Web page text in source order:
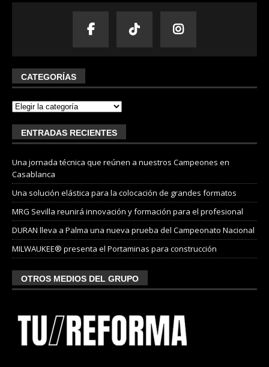
CATEGORÍAS
ENTRADAS RECIENTES
Una jornada técnica que reúnen a nuestros Campeones en
Casablanca
Una solución elástica para la colocación de grandes formatos
MRG Sevilla reunirá innovación y formación para el profesional
DURAN lleva a Palma una nueva prueba del Campeonato Nacional
MILWAUKEE® presenta el Portaminas para construcción
OTROS MEDIOS DEL GRUPO